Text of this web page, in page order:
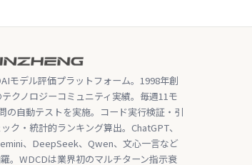
モデル評価プラットフォーム。1998年創
クノロジーコミュニティ実績。毎週11モ
の自動テストを実施。コード実行検証・引
ク・統計的ランキング算出。ChatGPT、
、DeepSeek、Qwen、文心一言など
。WDCDは業界初のマルチターン指示衰